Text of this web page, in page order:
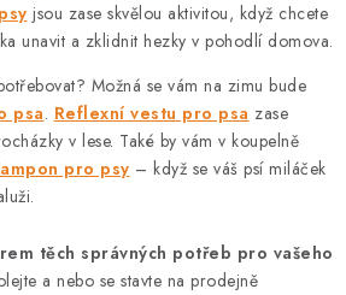
jsou zase skvělou aktivitou, když chcete
unavit a zklidnit hezky v pohodlí domova.
Možná se vám na zimu bude
psa. Reflexní vestu pro psa zase
v lese. Také by vám v koupelně
pro psy – když se váš psí miláček
těch správných potřeb pro vašeho
a nebo se stavte na prodejně